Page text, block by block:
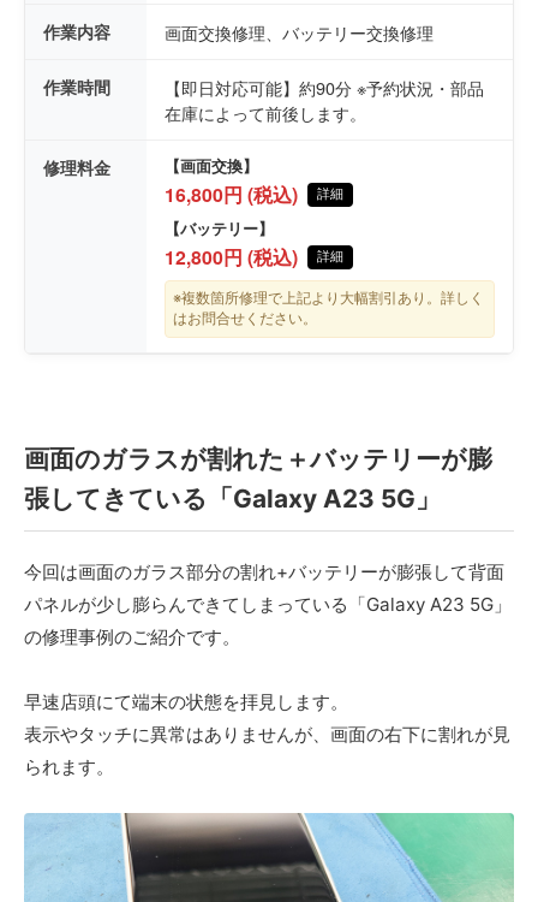
作業内容 画面交換修理、バッテリー交換修理
作業時間
【即日対応可能】約90分 ※予約状況・部品
在庫によって前後します。
修理料金 【画面交換】
16,800円 (税込) 詳細
【バッテリー】
12,800円 (税込) 詳細
※複数箇所修理で上記より大幅割引あり。詳しく
はお問合せください。
画面のガラスが割れた＋バッテリーが膨
張してきている「Galaxy A23 5G」
今回は画面のガラス部分の割れ+バッテリーが膨張して背面
パネルが少し膨らんできてしまっている「Galaxy A23 5G」
の修理事例のご紹介です。
早速店頭にて端末の状態を拝見します。
表示やタッチに異常はありませんが、画面の右下に割れが見
られます。